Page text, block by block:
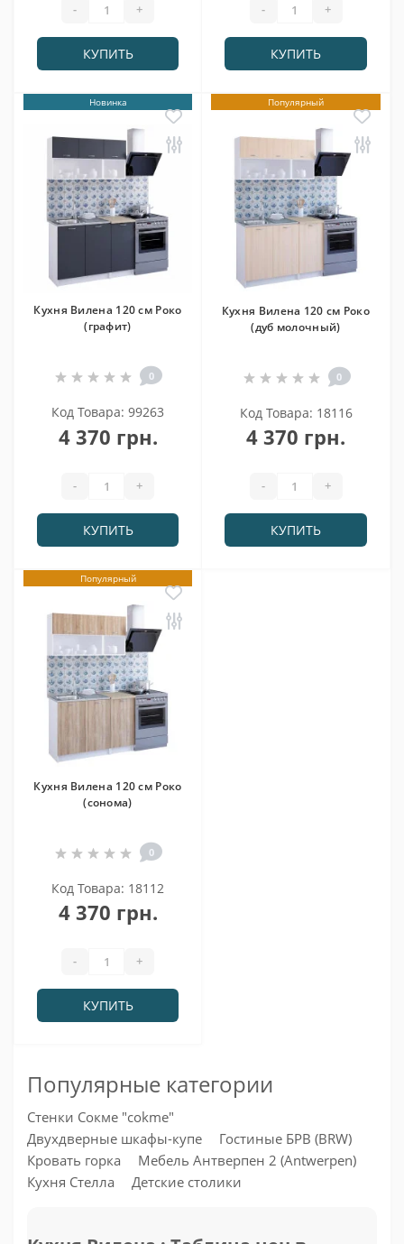
- +
КУПИТЬ
- +
КУПИТЬ
Новинка
Кухня Вилена 120 см Роко
(графит)
0
Код Товара: 99263
4 370 грн.
- +
КУПИТЬ
Популярный
Кухня Вилена 120 см Роко
(дуб молочный)
0
Код Товара: 18116
4 370 грн.
- +
КУПИТЬ
Популярный
Кухня Вилена 120 см Роко
(сонома)
0
Код Товара: 18112
4 370 грн.
- +
КУПИТЬ
Популярные категории
Стенки Сокме "cokme"
Двухдверные шкафы-купе
Гостиные БРВ (BRW)
Кровать горка
Мебель Антверпен 2 (Antwerpen)
Кухня Стелла
Детские столики